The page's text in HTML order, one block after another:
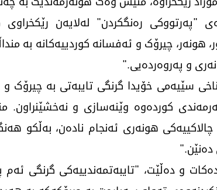
"پەرتووکی رەنگکردن" لەلایەن رێکخراوی
هونەر، چیرۆک و ئەفسانە کوردییەکانە بە
و پەروەردەیی."
سێیەمی خۆیدا گرنگی تایبەتی بە چیرۆک
کوردەوە وێنەسازی و نەخشێنراون.
چالاکییەکی هونەری ئەنجام نادەن، بەڵکو
و دەڵێت، "تایبەتمەندییەکی گرنگی ئەم